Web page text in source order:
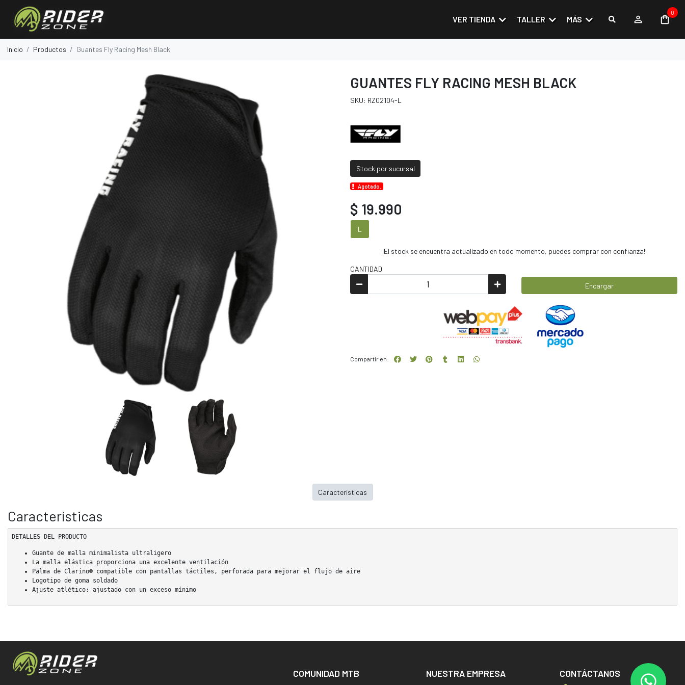
VER TIENDA TALLER MÁS
0
Inicio Productos Guantes Fly Racing Mesh Black
GUANTES FLY RACING MESH BLACK
SKU: RZ02104-L
Stock por sucursal
Agotado.
$ 19.990
L
¡El stock se encuentra actualizado en todo momento, puedes comprar con confianza!
CANTIDAD
Encargar
Compartir en:
Características
DETALLES DEL PRODUCTO
Guante de malla minimalista ultraligero
La malla elástica proporciona una excelente ventilación
Palma de Clarino® compatible con pantallas táctiles, perforada para mejorar el flujo de aire
Logotipo de goma soldado
Ajuste atlético: ajustado con un exceso mínimo
Características
COMUNIDAD MTB NUESTRA EMPRESA CONTÁCTANOS